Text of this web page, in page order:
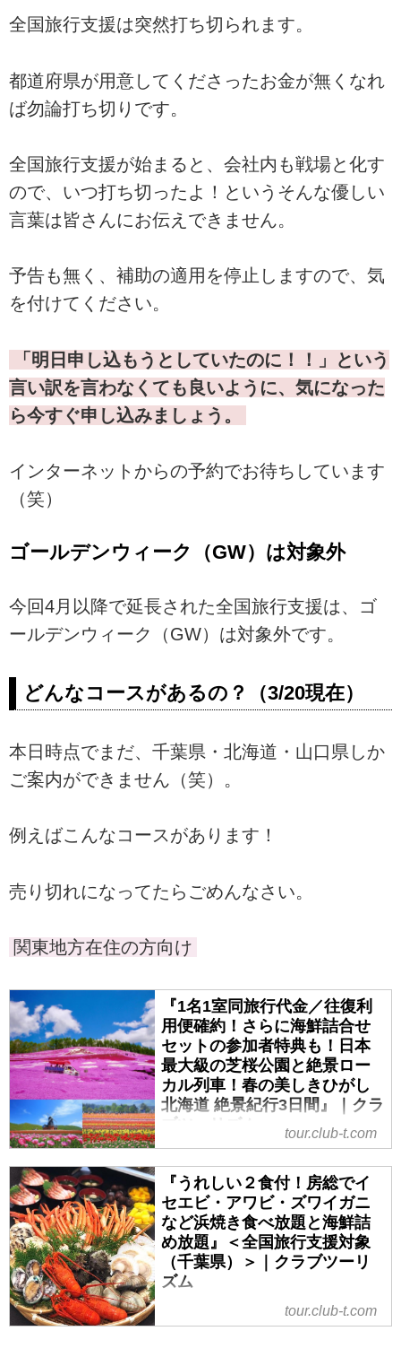
全国旅行支援は突然打ち切られます。
都道府県が用意してくださったお金が無くなれ
ば勿論打ち切りです。
全国旅行支援が始まると、会社内も戦場と化す
ので、いつ打ち切ったよ！というそんな優しい
言葉は皆さんにお伝えできません。
予告も無く、補助の適用を停止しますので、気
を付けてください。
「明日申し込もうとしていたのに！！」という
言い訳を言わなくても良いように、気になった
ら今すぐ申し込みましょう。
インターネットからの予約でお待ちしています
（笑）
ゴールデンウィーク（GW）は対象外
今回4月以降で延長された全国旅行支援は、ゴ
ールデンウィーク（GW）は対象外です。
どんなコースがあるの？（3/20現在）
本日時点でまだ、千葉県・北海道・山口県しか
ご案内ができません（笑）。
例えばこんなコースがあります！
売り切れになってたらごめんなさい。
関東地方在住の方向け
『1名1室同旅行代金／往復利
用便確約！さらに海鮮詰合せ
セットの参加者特典も！日本
最大級の芝桜公園と絶景ロー
カル列車！春の美しきひがし
北海道 絶景紀行3日間』｜クラ
『1名1室同旅行代金／往復利用便
確約！さらに海鮮詰合せセットの
参加者特典も！日本最大級の芝桜
公園と絶景ローカル列車！春の美
しきひがし北海道 絶景紀行3日
間』の紹介をしています。ツア
ー・旅行のお申込ならクラブツー
tour.club-t.com
『うれしい２食付！房総でイ
セエビ・アワビ・ズワイガニ
など浜焼き食べ放題と海鮮詰
め放題』＜全国旅行支援対象
（千葉県）＞｜クラブツーリ
ズム
『うれしい２食付！房総でイセエ
ビ・アワビ・ズワイガニなど浜焼
tour.club-t.com